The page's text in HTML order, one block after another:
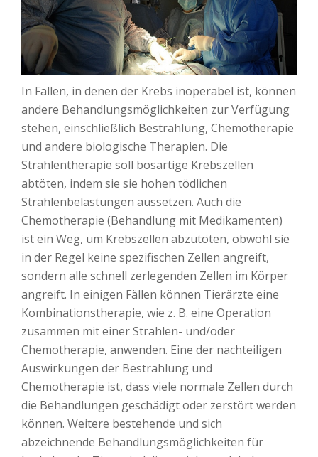
In Fällen, in denen der Krebs inoperabel ist, können
andere Behandlungsmöglichkeiten zur Verfügung
stehen, einschließlich Bestrahlung, Chemotherapie
und andere biologische Therapien. Die
Strahlentherapie soll bösartige Krebszellen
abtöten, indem sie sie hohen tödlichen
Strahlenbelastungen aussetzen. Auch die
Chemotherapie (Behandlung mit Medikamenten)
ist ein Weg, um Krebszellen abzutöten, obwohl sie
in der Regel keine spezifischen Zellen angreift,
sondern alle schnell zerlegenden Zellen im Körper
angreift. In einigen Fällen können Tierärzte eine
Kombinationstherapie, wie z. B. eine Operation
zusammen mit einer Strahlen- und/oder
Chemotherapie, anwenden. Eine der nachteiligen
Auswirkungen der Bestrahlung und
Chemotherapie ist, dass viele normale Zellen durch
die Behandlungen geschädigt oder zerstört werden
können. Weitere bestehende und sich
abzeichnende Behandlungsmöglichkeiten für